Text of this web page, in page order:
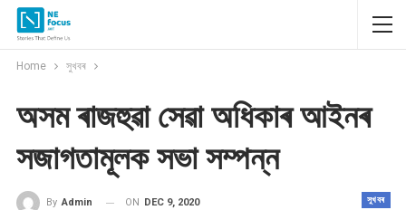
Home সুখবৰ
অসম ৰাজহুৱা সেৱা অধিকাৰ আইনৰ
সজাগতামূলক সভা সম্পন্ন
সুখবৰ
By Admin ON DEC 9, 2020